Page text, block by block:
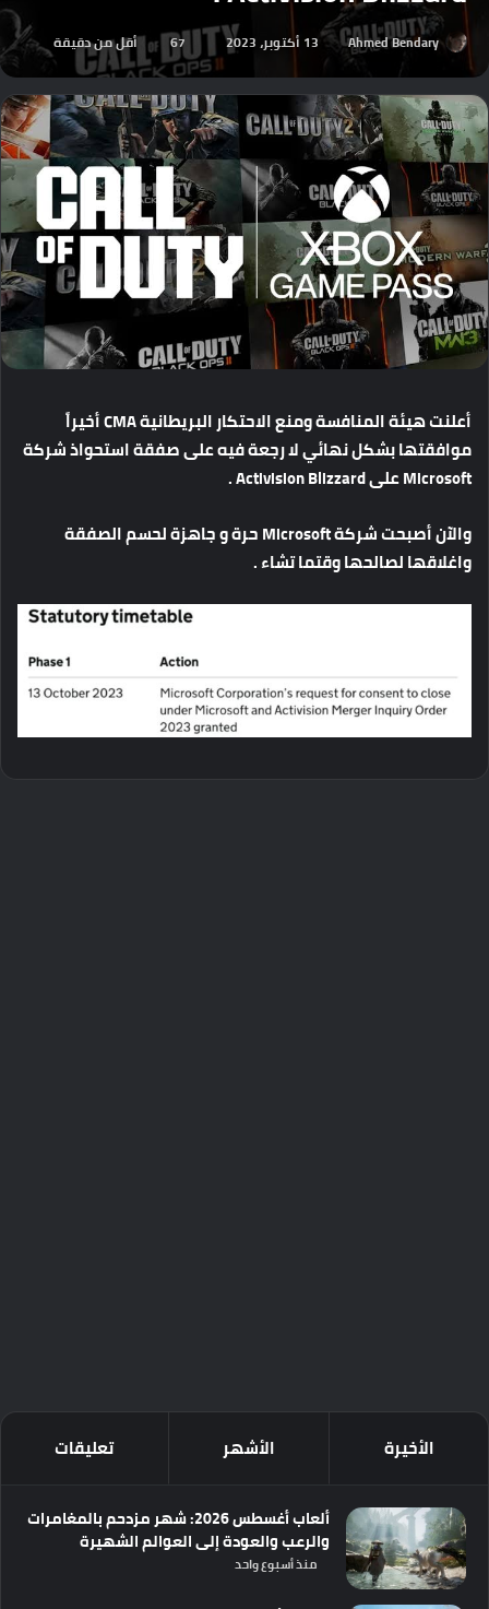
Ahmed Bendary 13 أكتوبر، 2023 67 أقل من دقيقة
أعلنتهيئةالمنافسةومنعالاحتكارالبريطانية
أخيراً
موافقتهابشكلنهائيلارجعةفيهعلىصفقةاستحواذشركة
Microsoftعلى
والآنأصبحتشركة حرةوجاهزةلحسمالصفقة
واغلاقهالصالحهاوقتماتشاء .
الأخيرة الأشهر تعليقات
ألعاب أغسطس 2026: شهر مزدحم بالمغامرات
والرعب والعودة إلى العوالم الشهيرة
منذ أسبوع واحد